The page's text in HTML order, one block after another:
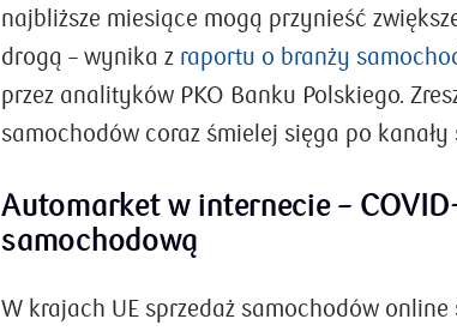
najbliższe miesiące mogą przynieść
drogą – wynika z raportu o branży
przez analityków PKO Banku Polskiego.
samochodów coraz śmielej sięga po kanały
Automarket w internecie –
samochodową
W krajach UE sprzedaż samochodów